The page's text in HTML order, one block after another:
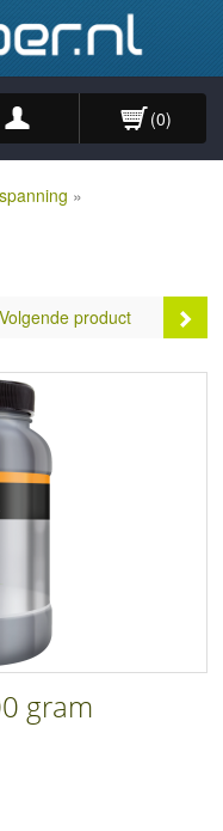
(0)
»
Volgende product
Hypotonic - 500 ml
gram